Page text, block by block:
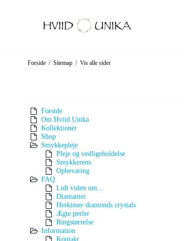
Forside / Sitemap / Vis alle sider
Forside
Om Hviid Unika
Kollektioner
Shop
Smykkepleje
Pleje og vedligeholdelse
Smykkerens
Opbevaring
FAQ
Lidt viden om...
Diamanter
Herkimer diamonds crystals
Ægte perler
Ringstørrelse
Information
Kontakt